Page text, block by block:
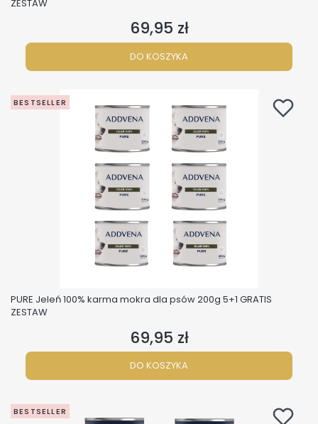
ZESTAW
Cena
69,95 zł
DO KOSZYKA
BESTSELLER
PURE Jeleń 100% karma mokra dla psów 200g 5+1 GRATIS
ZESTAW
Cena
69,95 zł
DO KOSZYKA
BESTSELLER